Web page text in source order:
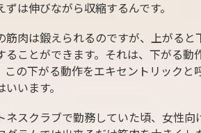
は伸びながら収縮するんです。
筋肉は鍛えられるのですが、上がる
ることができます。それは、下がる動
この下がる動作をエキセントリックと
います。
ネスクラブで勤務していた頃、女性向